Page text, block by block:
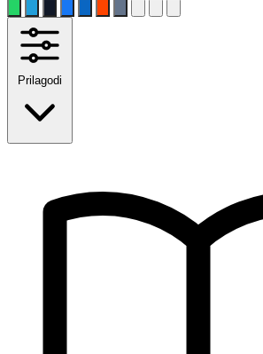
Prilagodi